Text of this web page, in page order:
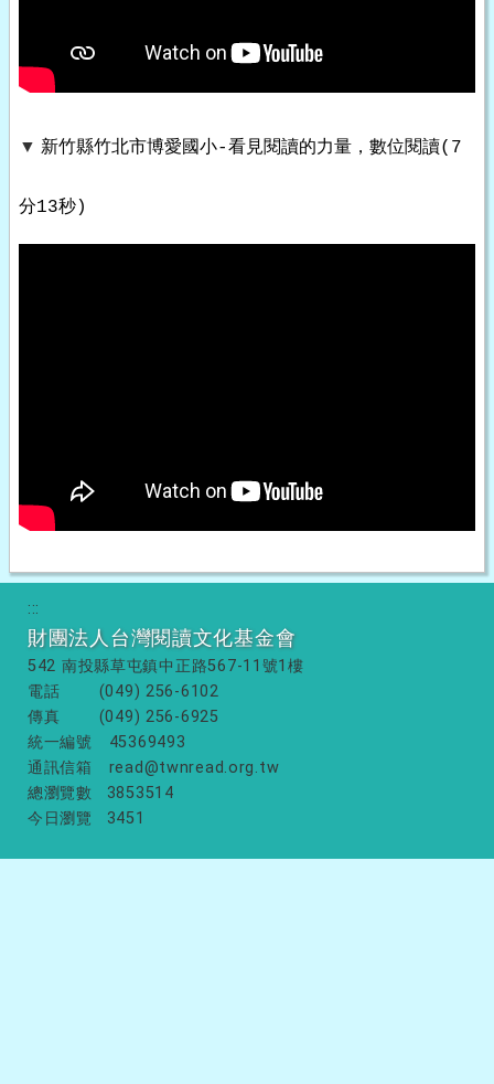
▼ 新竹縣竹北市博愛國小-看見閱讀的力量，數位閱讀(7
分13秒)
:::
財團法人台灣閱讀文化基金會
542 南投縣草屯鎮中正路567-11號1樓
電話
(049) 256-6102
傳真
(049) 256-6925
統一編號
45369493
通訊信箱
read@twnread.org.tw
總瀏覽數
3853514
今日瀏覽
3451